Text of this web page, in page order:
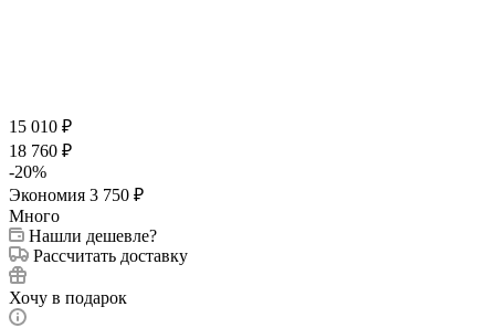
15 010 ₽
18 760 ₽
-20%
Экономия 3 750 ₽
Много
Нашли дешевле?
Рассчитать доставку
Хочу в подарок